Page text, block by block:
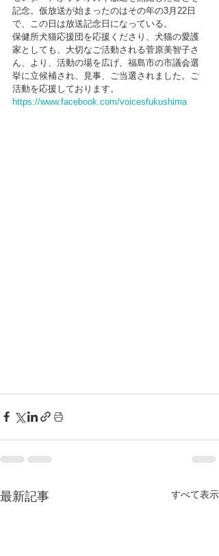
記念。仮放送が始まったのはその年の3月22日
で、この日は放送記念日になっている。
保健所犬猫応援団を応援くださり、犬猫の愛護
家としても、大切なご活動される菅原美智子さ
ん、より、活動の場を広げ、福島市の市議会選
挙に立候補され、見事、ご当選されました。ご
活動を応援しております。
https://www.facebook.com/voicesfukushima
最新記事 すべて表示